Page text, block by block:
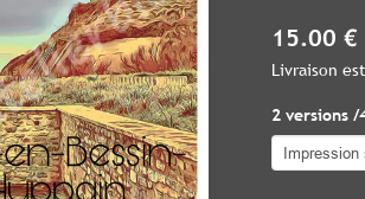
15.00 €
Livraison
2 versions